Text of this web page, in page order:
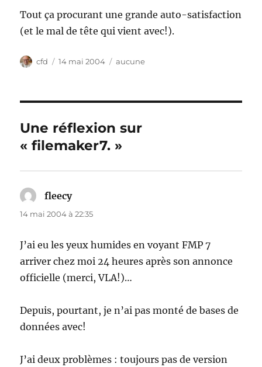
Tout ça procurant une grande auto-satisfaction
(et le mal de tête qui vient avec!).
Auteur
cfd
Publié
14 mai 2004 Catégories
aucune
Une réflexion sur
« filemaker7. »
fleecydit :
14 mai 2004 à 22:35
J’ai eu les yeux humides en voyant FMP 7
arriver chez moi 24 heures après son annonce
officielle (merci, VLA!)…
Depuis, pourtant, je n’ai pas monté de bases de
données avec!
J’ai deux problèmes : toujours pas de version